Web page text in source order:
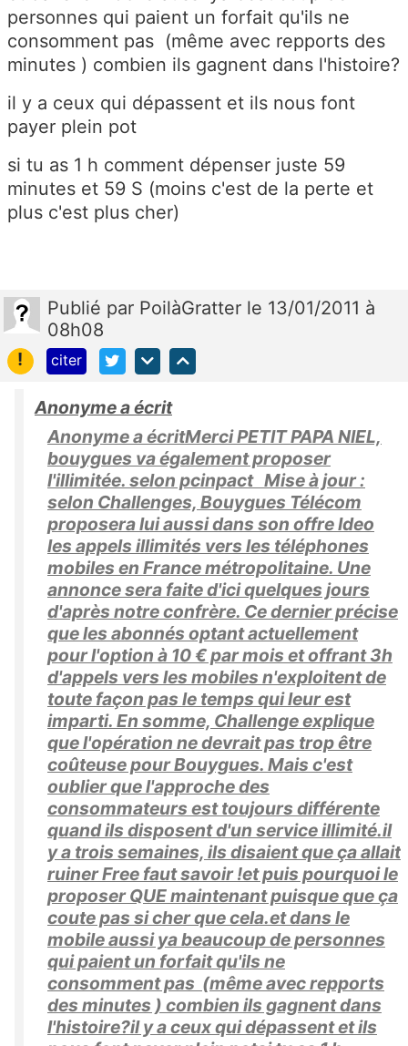
personnes qui paient un forfait qu'ils ne
consomment pas (même avec repports des
minutes ) combien ils gagnent dans l'histoire?
il y a ceux qui dépassent et ils nous font
payer plein pot
si tu as 1 h comment dépenser juste 59
minutes et 59 S (moins c'est de la perte et
plus c'est plus cher)
Publié par PoilàGratter le 13/01/2011 à
08h08
!
citer
Anonyme a écrit
Anonyme a écritMerci PETIT PAPA NIEL,
bouygues va également proposer
l'illimitée. selon pcinpact Mise à jour :
selon Challenges, Bouygues Télécom
proposera lui aussi dans son offre Ideo
les appels illimités vers les téléphones
mobiles en France métropolitaine. Une
annonce sera faite d'ici quelques jours
d'après notre confrère. Ce dernier précise
que les abonnés optant actuellement
pour l'option à 10 € par mois et offrant 3h
d'appels vers les mobiles n'exploitent de
toute façon pas le temps qui leur est
imparti. En somme, Challenge explique
que l'opération ne devrait pas trop être
coûteuse pour Bouygues. Mais c'est
oublier que l'approche des
consommateurs est toujours différente
quand ils disposent d'un service illimité.il
y a trois semaines, ils disaient que ça allait
ruiner Free faut savoir !et puis pourquoi le
proposer QUE maintenant puisque que ça
coute pas si cher que cela.et dans le
mobile aussi ya beaucoup de personnes
qui paient un forfait qu'ils ne
consomment pas (même avec repports
des minutes ) combien ils gagnent dans
l'histoire?il y a ceux qui dépassent et ils